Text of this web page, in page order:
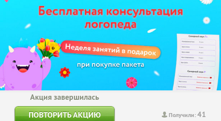
Получили:41
Акция завершилась
ПОВТОРИТЬ АКЦИЮ